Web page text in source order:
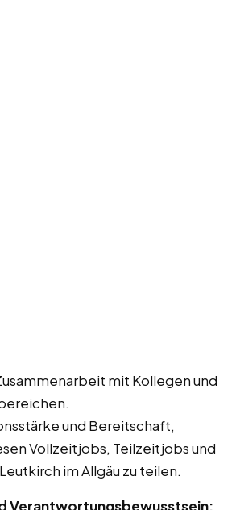
mit Kollegen und
und Bereitschaft,
Vollzeitjobs, Teilzeitjobs und
im Allgäu zu teilen.
Verantwortungsbewusstsein: